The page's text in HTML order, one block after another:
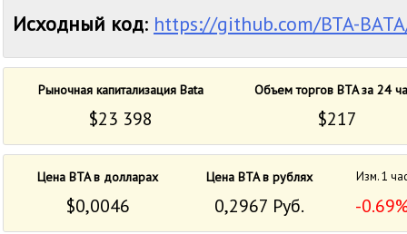
Исходный код: https://github.com/BTA-
Рыночная капитализация Bata Объем торгов BTA за 24
$23 398 $217
Цена BTA в долларах Цена BTA в рублях Изм. 1
$0,0046 0,2967 Руб. -